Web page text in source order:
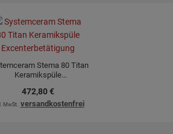
Stema 80 Titan
Keramikspüle
472,80€
MwSt. versandkostenfrei